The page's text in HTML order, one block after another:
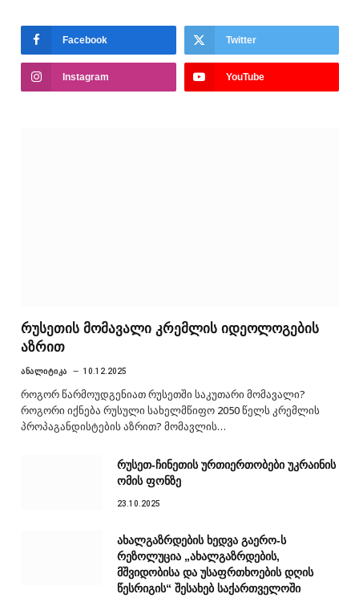
Facebook Twitter
Instagram YouTube
რუსეთის მომავალი კრემლის იდეოლოგების
აზრით
ᲐᲜᲐᲚᲘᲢᲘᲙᲐ 10.12.2025
როგორ წარმოუდგენიათ რუსეთში საკუთარი მომავალი?
როგორი იქნება რუსული სახელმწიფო 2050 წელს კრემლის
პროპაგანდისტების აზრით? მომავლის…
რუსეთ-ჩინეთის ურთიერთობები უკრაინის
ომის ფონზე
23.10.2025
ახალგაზრდების ხედვა გაერო-ს
რეზოლუცია „ახალგაზრდების,
მშვიდობისა და უსაფრთხოების დღის
წესრიგის“ შესახებ საქართველოში